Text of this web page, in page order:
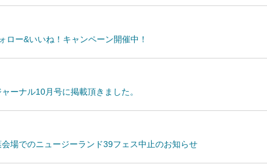
ロー&いいね！キャンペーン開催中！
ーナル10月号に掲載頂きました。
場でのニュージーランド39フェス中止のお知らせ